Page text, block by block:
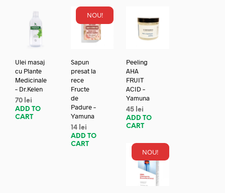
Ulei masaj
cu Plante
Medicinale
– Dr.Kelen
70 lei
ADD TO
CART
NOU!
Sapun
presat la
rece
Fructe
de
Padure –
Yamuna
14 lei
ADD TO
CART
Peeling
AHA
FRUIT
ACID –
Yamuna
45 lei
ADD TO
CART
NOU!